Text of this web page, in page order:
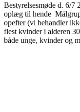
Bestyrelsesmøde d. 6/
oplæg til hende
opefter (vi behandler
flest kvinder i alderen
både unge, kvinder og